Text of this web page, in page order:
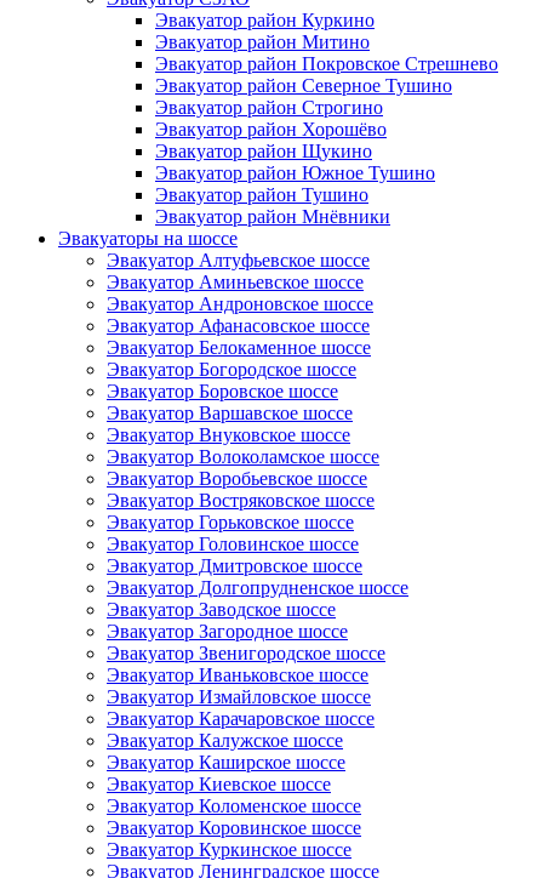
Эвакуатор район Куркино
Эвакуатор район Митино
Эвакуатор район Покровское Стрешнево
Эвакуатор район Северное Тушино
Эвакуатор район Строгино
Эвакуатор район Хорошёво
Эвакуатор район Щукино
Эвакуатор район Южное Тушино
Эвакуатор район Тушино
Эвакуатор район Мнёвники
Эвакуаторы на шоссе
Эвакуатор Алтуфьевское шоссе
Эвакуатор Аминьевское шоссе
Эвакуатор Андроновское шоссе
Эвакуатор Афанасовское шоссе
Эвакуатор Белокаменное шоссе
Эвакуатор Богородское шоссе
Эвакуатор Боровское шоссе
Эвакуатор Варшавское шоссе
Эвакуатор Внуковское шоссе
Эвакуатор Волоколамское шоссе
Эвакуатор Воробьевское шоссе
Эвакуатор Востряковское шоссе
Эвакуатор Горьковское шоссе
Эвакуатор Головинское шоссе
Эвакуатор Дмитровское шоссе
Эвакуатор Долгопрудненское шоссе
Эвакуатор Заводское шоссе
Эвакуатор Загородное шоссе
Эвакуатор Звенигородское шоссе
Эвакуатор Иваньковское шоссе
Эвакуатор Измайловское шоссе
Эвакуатор Карачаровское шоссе
Эвакуатор Калужское шоссе
Эвакуатор Каширское шоссе
Эвакуатор Киевское шоссе
Эвакуатор Коломенское шоссе
Эвакуатор Коровинское шоссе
Эвакуатор Куркинское шоссе
Эвакуатор Ленинградское шоссе